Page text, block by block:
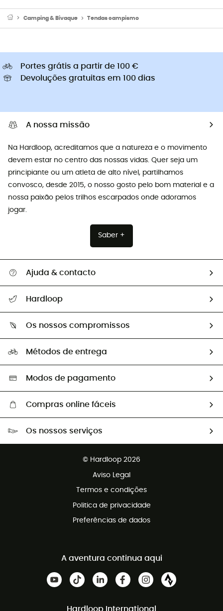
Camping & Bivaque Tendas campismo
Portes grátis a partir de 100 €
Devoluções gratuitas em 100 dias
A nossa missão
Na Hardloop, acreditamos que a natureza e o movimento
devem estar no centro das nossas vidas. Quer seja um
principiante ou um atleta de alto nível, partilhamos
convosco, desde 2015, o nosso gosto pelo bom material e a
nossa paixão pelos trilhos escarpados onde adoramos
jogar.
Saber +
Ajuda & contacto
Devoluções e reembolsos
Guia de tamanhos
Trocas & Devoluções
Hardloop
Os nossos embaixadores
Os nossos compromissos
Seleção eco-responsável
Métodos de entrega
Modos de pagamento
Compras online fáceis
Devoluções gratuitas em 100 dias
Os nossos serviços
© Hardloop 2026
Aviso Legal
Termos e condições
Politica de privacidade
Preferências de dados
A aventura continua aqui
Hardloop International